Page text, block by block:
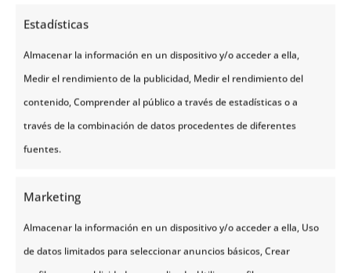
Estadísticas
Almacenar la información en un dispositivo y/o acceder a ella,
Medir el rendimiento de la publicidad, Medir el rendimiento del
contenido, Comprender al público a través de estadísticas o a
través de la combinación de datos procedentes de diferentes
fuentes.
Marketing
Almacenar la información en un dispositivo y/o acceder a ella, Uso
de datos limitados para seleccionar anuncios básicos, Crear
HYPERLINK
«mailto:arco@tuttoviajes.es»arco@tuttovi
ajes.es
Su solicitud deberá incluir fecha, nombre
y apellidos, petición en que se concreta la
cualquier duda razonable sobre la
identidad de la persona física que cursa
la solicitud, se solicita la aportación del